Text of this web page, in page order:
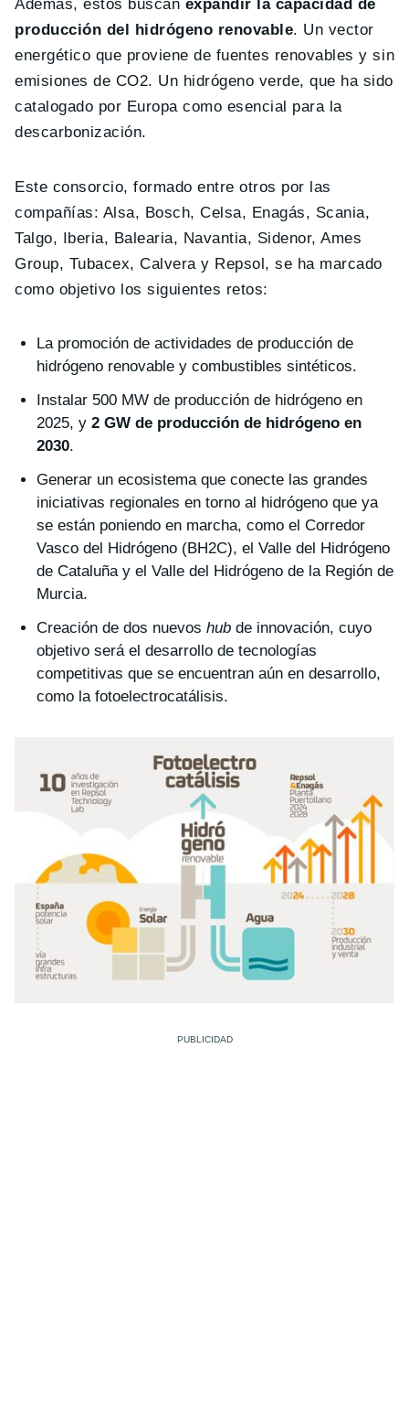
Además, estos buscan expandir la capacidad de
producción del hidrógeno renovable. Un vector
energético que proviene de fuentes renovables y sin
emisiones de CO2. Un hidrógeno verde, que ha sido
catalogado por Europa como esencial para la
descarbonización.
Este consorcio, formado entre otros por las
compañías: Alsa, Bosch, Celsa, Enagás, Scania,
Talgo, Iberia, Balearia, Navantia, Sidenor, Ames
Group, Tubacex, Calvera y Repsol, se ha marcado
como objetivo los siguientes retos:
La promoción de actividades de producción de
hidrógeno renovable y combustibles sintéticos.
Instalar 500 MW de producción de hidrógeno en
2025, y 2 GW de producción de hidrógeno en
2030.
Generar un ecosistema que conecte las grandes
iniciativas regionales en torno al hidrógeno que ya
se están poniendo en marcha, como el Corredor
Vasco del Hidrógeno (BH2C), el Valle del Hidrógeno
de Cataluña y el Valle del Hidrógeno de la Región de
Murcia.
Creación de dos nuevos hub de innovación, cuyo
objetivo será el desarrollo de tecnologías
competitivas que se encuentran aún en desarrollo,
como la fotoelectrocatálisis.